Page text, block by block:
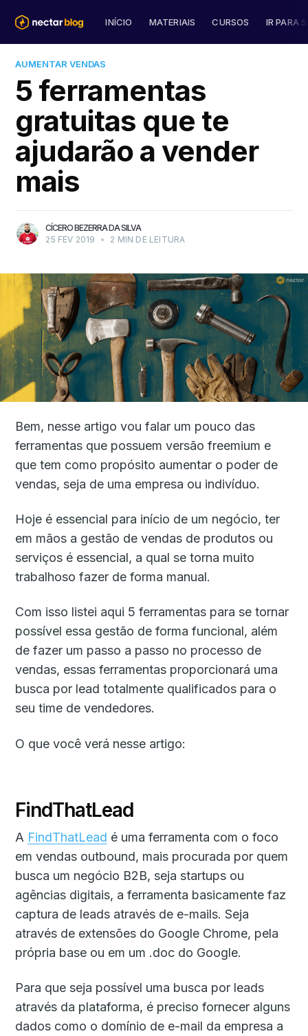
INÍCIO MATERIAIS CURSOS IR PARA
AUMENTAR VENDAS
5 ferramentas
gratuitas que te
ajudarão a vender
mais
CÍCERO BEZERRA DA SILVA
25 FEV 2019
• 2 MIN DE LEITURA
Bem, nesse artigo vou falar um pouco das
ferramentas que possuem versão freemium e
que tem como propósito aumentar o poder de
vendas, seja de uma empresa ou indivíduo.
Hoje é essencial para início de um negócio, ter
em mãos a gestão de vendas de produtos ou
serviços é essencial, a qual se torna muito
trabalhoso fazer de forma manual.
Com isso listei aqui 5 ferramentas para se tornar
possível essa gestão de forma funcional, além
de fazer um passo a passo no processo de
vendas, essas ferramentas proporcionará uma
busca por lead totalmente qualificados para o
seu time de vendedores.
O que você verá nesse artigo:
FindThatLead
A FindThatLead é uma ferramenta com o foco
em vendas outbound, mais procurada por quem
busca um negócio B2B, seja startups ou
agências digitais, a ferramenta basicamente faz
captura de leads através de e-mails. Seja
através de extensões do Google Chrome, pela
própria base ou em um .doc do Google.
Para que seja possível uma busca por leads
através da plataforma, é preciso fornecer alguns
dados como o domínio de e-mail da empresa a